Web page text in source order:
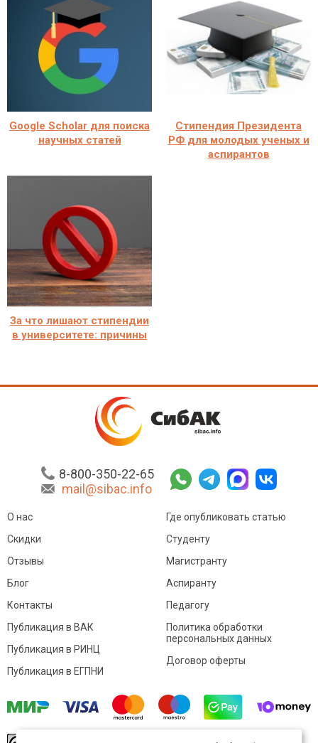
Google Scholar для поиска
научных статей
Стипендия Президента
РФ для молодых ученых и
аспирантов
За что лишают стипендии
в университете: причины
8-800-350-22-65
mail@sibac.info
О нас
Скидки
Отзывы
Блог
Контакты
Где опубликовать статью
Студенту
Магистранту
Аспиранту
Педагогу
Публикация в ВАК
Публикация в РИНЦ
Публикация в ЕГПНИ
Политика обработки
персональных данных
Договор оферты